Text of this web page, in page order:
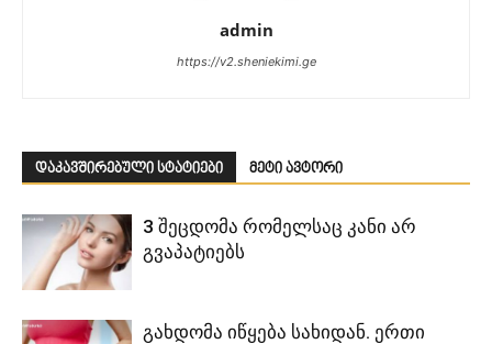
admin
https://v2.sheniekimi.ge
დაკავშირებული სტატიები მეტი ავტორი
3 შეცდომა რომელსაც კანი არ
გვაპატიებს
გახდომა იწყება სახიდან. ერთი